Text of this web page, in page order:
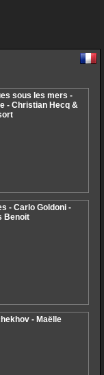
sous les mers -
- Christian Hecq &
- Carlo Goldoni -
Benoit
- Maëlle